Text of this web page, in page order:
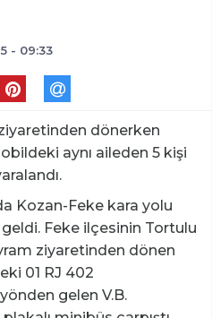
- 09:33
dönerken
aynı aileden 5 kişi
Kozan-Feke kara yolu
Feke ilçesinin Tortulu
ziyaretinden dönen
01 RJ 402
gelen V.B.